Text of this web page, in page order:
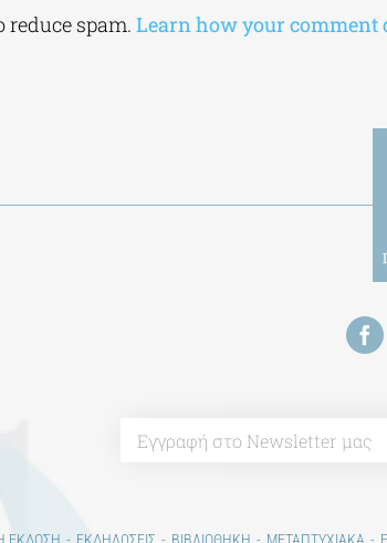
spam. Learn how your comment